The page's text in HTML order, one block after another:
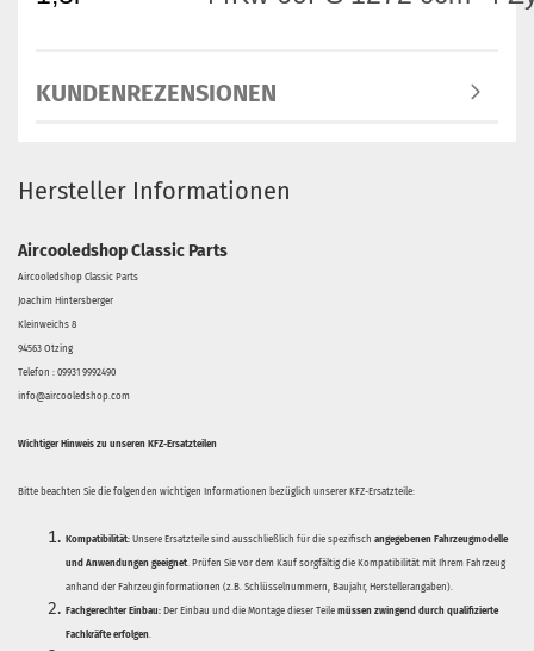
KUNDENREZENSIONEN
Hersteller Informationen
Aircooledshop Classic Parts
Aircooledshop Classic Parts
Joachim Hintersberger
Kleinweichs 8
94563 Otzing
Telefon : 09931 9992490
info@aircooledshop.com
Wichtiger Hinweis zu unseren KFZ-Ersatzteilen
Bitte beachten Sie die folgenden wichtigen Informationen bezüglich unserer KFZ-Ersatzteile:
Kompatibilität: Unsere Ersatzteile sind ausschließlich für die spezifisch angegebenen Fahrzeugmodelle
und Anwendungen geeignet. Prüfen Sie vor dem Kauf sorgfältig die Kompatibilität mit Ihrem Fahrzeug
anhand der Fahrzeuginformationen (z.B. Schlüsselnummern, Baujahr, Herstellerangaben).
Fachgerechter Einbau: Der Einbau und die Montage dieser Teile müssen zwingend durch qualifizierte
Fachkräfte erfolgen.